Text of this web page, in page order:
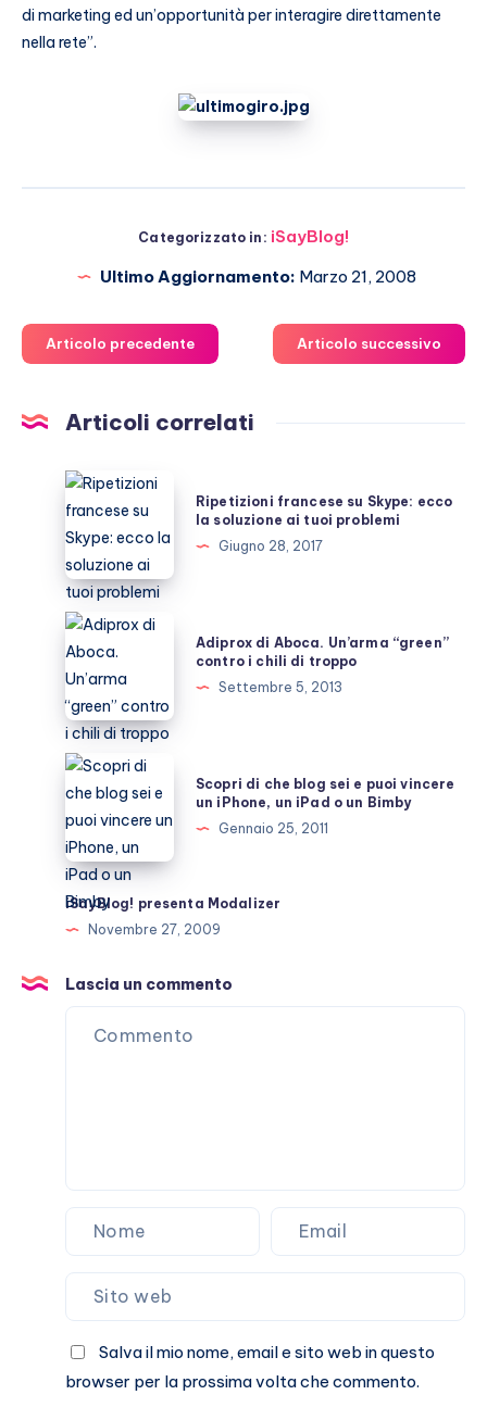
di marketing ed un’opportunità per interagire direttamente
nella rete”.
Categorizzato in: iSayBlog!
Ultimo Aggiornamento: Marzo 21, 2008
Articolo precedente Articolo successivo
Articoli correlati
Ripetizioni
francese
su
Skype:
ecco
la
soluzione
ai
tuoi
problemi
Ripetizioni francese su Skype: ecco
la soluzione ai tuoi problemi
Giugno 28, 2017
Adiprox
di
Aboca.
Un’arma
“green”
contro
i
chili
di
troppo
Adiprox di Aboca. Un’arma “green”
contro i chili di troppo
Settembre 5, 2013
Scopri
di
che
blog
sei
e
puoi
un
iPhone,
Scopri di che blog sei e puoi vincere
un iPhone, un iPad o un Bimby
Gennaio 25, 2011
iSayBlog! presenta Modalizer
Novembre 27, 2009
Lascia un commento
Salva il mio nome, email e sito web in questo
browser per la prossima volta che commento.